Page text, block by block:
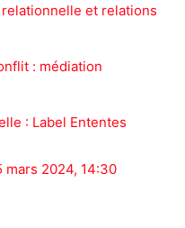
et relations
: médiation
: Label Ententes
mars 2024, 14:30